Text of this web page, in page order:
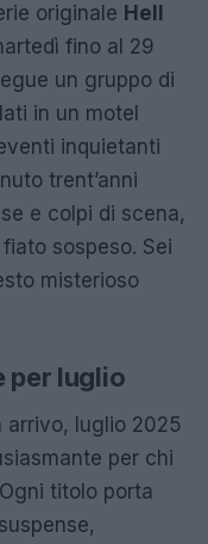
originale Hell
fino al 29
un gruppo di
in un motel
inquietanti
trent’anni
e colpi di scena,
sospeso. Sei
misterioso
per luglio
arrivo, luglio 2025
per chi
titolo porta